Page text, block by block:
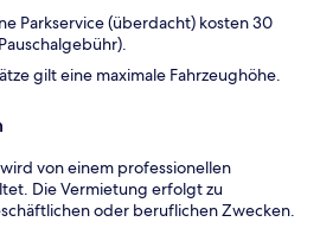
Parkservice (überdacht) kosten 30
gilt eine maximale Fahrzeughöhe.
von einem professionellen
Die Vermietung erfolgt zu
oder beruflichen Zwecken.